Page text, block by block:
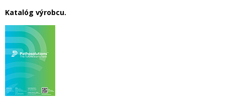
Katalóg výrobcu.